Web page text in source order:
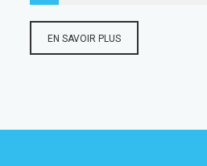
EN SAVOIR PLUS